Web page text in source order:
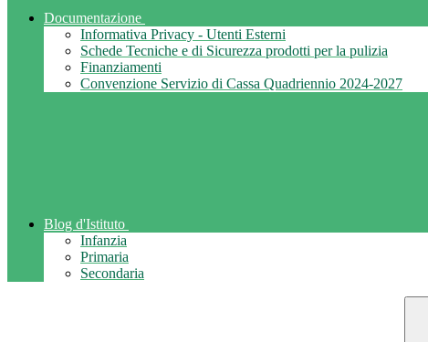
Documentazione
Informativa Privacy - Utenti Esterni
Schede Tecniche e di Sicurezza prodotti per la pulizia
Finanziamenti
Convenzione Servizio di Cassa Quadriennio 2024-2027
Blog d'Istituto
Infanzia
Primaria
Secondaria